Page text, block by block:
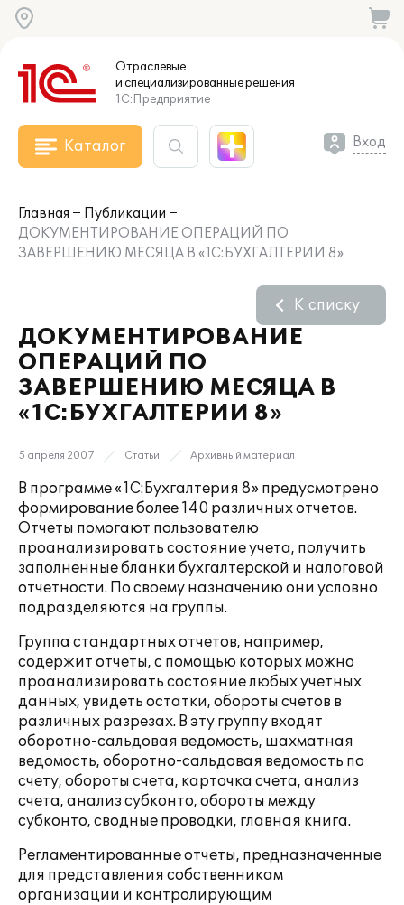
Отраслевые
и специализированныерешения
1С:Предприятие
Каталог Вход
Главная
Публикации
ДОКУМЕНТИРОВАНИЕ ОПЕРАЦИЙ ПО
ЗАВЕРШЕНИЮ МЕСЯЦА В «1С:БУХГАЛТЕРИИ 8»
ДОКУМЕНТИРОВАНИЕ
ОПЕРАЦИЙ ПО
ЗАВЕРШЕНИЮ МЕСЯЦА В
«1С:БУХГАЛТЕРИИ 8»
К списку
5 апреля 2007 Статьи Архивный материал
В программе «1С:Бухгалтерия 8» предусмотрено
формирование более 140 различных отчетов.
Отчеты помогают пользователю
проанализировать состояние учета, получить
заполненные бланки бухгалтерской и налоговой
отчетности. По своему назначению они условно
подразделяются на группы.
Группа стандартных отчетов, например,
содержит отчеты, с помощью которых можно
проанализировать состояние любых учетных
данных, увидеть остатки, обороты счетов в
различных разрезах. В эту группу входят
оборотно-сальдовая ведомость, шахматная
ведомость, оборотно-сальдовая ведомость по
счету, обороты счета, карточка счета, анализ
счета, анализ субконто, обороты между
субконто, сводные проводки, главная книга.
Регламентированные отчеты, предназначенные
для представления собственникам
организации и контролирующим